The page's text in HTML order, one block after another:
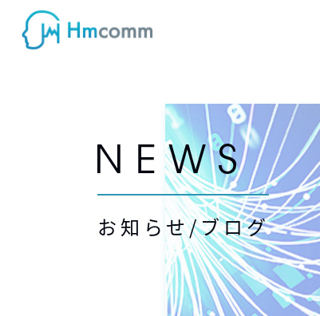
お知らせ/ブログ